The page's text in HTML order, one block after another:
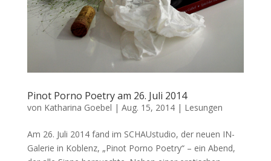
Pinot Porno Poetry am 26. Juli 2014
von Katharina Goebel | Aug. 15, 2014| Lesungen
Am 26. Juli 2014 fand im SCHAUstudio, der neuen IN-
Galerie in Koblenz, „Pinot Porno Poetry“ – ein Abend,